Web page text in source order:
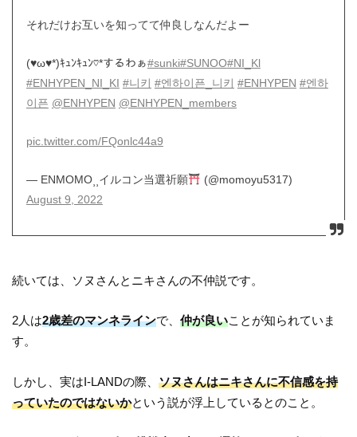
それだけお互いを知ってて仲良しなんだよー
(♥ω♥*)ｷｭﾝｷｭﾝ♡*するわぁ#sunki#SUNOO#NI_Kl
#ENHYPEN_NI_KI #니키 #엔하이픈_니키 #ENHYPEN #엔하
이픈 @ENHYPEN @ENHYPEN_members
pic.twitter.com/FQonlc44a9
— ENMOMO⸒⸒イルコン当選祈願
(@momoyu5317)
August 9, 2022
続いては、ソヌさんとニキさんの不仲説です。
2人は2歳差のマンネラインで、仲が良いことが知られていま
す。
しかし、実はI-LANDの際、ソヌさんはニキさんに不信感を持
っていたのではないかという説が浮上しているとのこと。